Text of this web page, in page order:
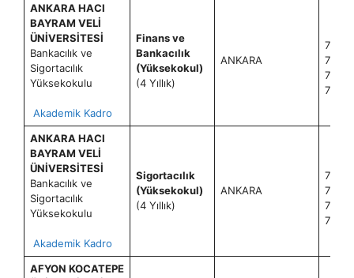
ANKARA HACI
BAYRAM VELİ
ÜNİVERSİTESİ
Bankacılık ve
Sigortacılık
Yüksekokulu
Akademik Kadro
Finans ve
Bankacılık
(Yüksekokul)
(4 Yıllık)
ANKARA
70+2
70+2
70+2
70+2
ANKARA HACI
BAYRAM VELİ
ÜNİVERSİTESİ
Bankacılık ve
Sigortacılık
Yüksekokulu
Akademik Kadro
Sigortacılık
(Yüksekokul)
(4 Yıllık)
ANKARA
70+2
70+2
70+2
70+2
AFYON KOCATEPE